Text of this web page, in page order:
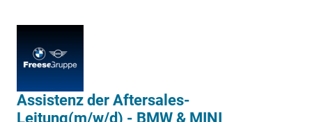
Assistenz der Aftersales-
Leitung(m/w/d) - BMW & MINI